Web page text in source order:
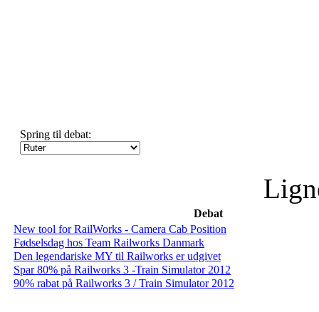
Spring til debat:
Debat
New tool for RailWorks - Camera Cab Position
Fødselsdag hos Team Railworks Danmark
Den legendariske MY til Railworks er udgivet
Spar 80% på Railworks 3 -Train Simulator 2012
90% rabat på Railworks 3 / Train Simulator 2012